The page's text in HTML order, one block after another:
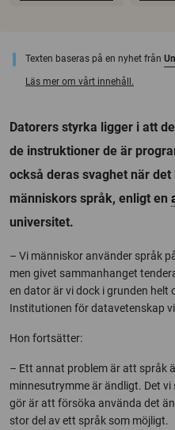
Texten baseras på en nyhet från
Läs mer om vårt innehåll.
Datorers styrka ligger i att
de instruktioner de är
också deras svaghet när
människors språk, enligt en
universitet.
– Vi människor använder språk
men givet sammanhanget
en dator är vi dock i grunden helt
Institutionen för datavetenskap
Hon fortsätter:
– Ett annat problem är att språk
minnesutrymme är ändligt. Det
gör är att försöka använda det
stor del av ett språk som möjligt.